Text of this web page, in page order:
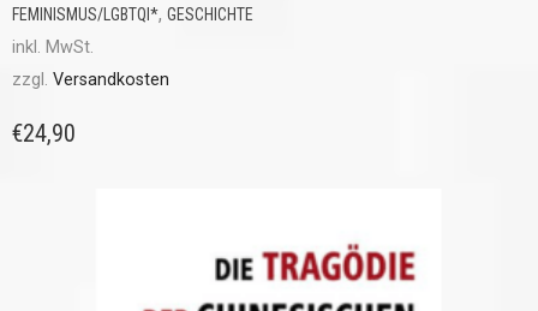
FEMINISMUS/LGBTQI*, GESCHICHTE
inkl. MwSt.
zzgl. Versandkosten
€24,90